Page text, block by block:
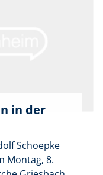
in der
Schoepke
Montag, 8.